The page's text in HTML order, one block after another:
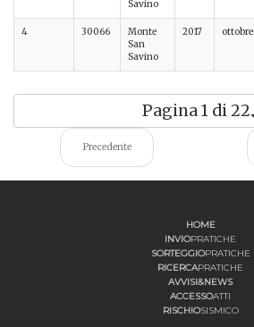
Savino
4 30066
Monte
San
Savino
2017 ottobre
Pagina 1 di 22
Precedente
HOME
INVIOPRATICHE
SORTEGGIOPRATICHE
RICERCAPRATICHE
AVVISI&NEWS
ACCESSOATTI
RISCHIOSISMICO